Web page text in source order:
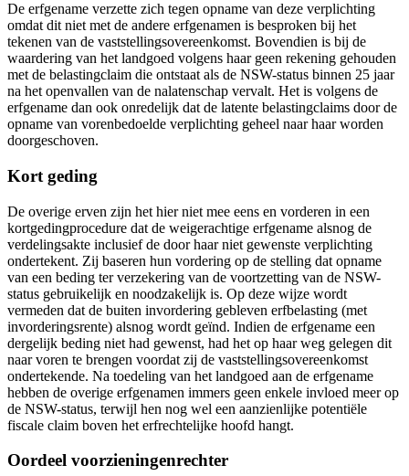
De erfgename verzette zich tegen opname van deze verplichting
omdat dit niet met de andere erfgenamen is besproken bij het
tekenen van de vaststellingsovereenkomst. Bovendien is bij de
waardering van het landgoed volgens haar geen rekening gehouden
met de belastingclaim die ontstaat als de NSW-status binnen 25 jaar
na het openvallen van de nalatenschap vervalt. Het is volgens de
erfgename dan ook onredelijk dat de latente belastingclaims door de
opname van vorenbedoelde verplichting geheel naar haar worden
doorgeschoven.
Kort geding
De overige erven zijn het hier niet mee eens en vorderen in een
kortgedingprocedure dat de weigerachtige erfgename alsnog de
verdelingsakte inclusief de door haar niet gewenste verplichting
ondertekent. Zij baseren hun vordering op de stelling dat opname
van een beding ter verzekering van de voortzetting van de NSW-
status gebruikelijk en noodzakelijk is. Op deze wijze wordt
vermeden dat de buiten invordering gebleven erfbelasting (met
invorderingsrente) alsnog wordt geïnd. Indien de erfgename een
dergelijk beding niet had gewenst, had het op haar weg gelegen dit
naar voren te brengen voordat zij de vaststellingsovereenkomst
ondertekende. Na toedeling van het landgoed aan de erfgename
hebben de overige erfgenamen immers geen enkele invloed meer op
de NSW-status, terwijl hen nog wel een aanzienlijke potentiële
fiscale claim boven het erfrechtelijke hoofd hangt.
Oordeel voorzieningenrechter